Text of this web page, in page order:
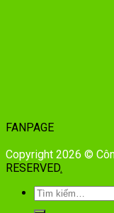
FANPAGE
Copyright 2026 ©
RESERVED.